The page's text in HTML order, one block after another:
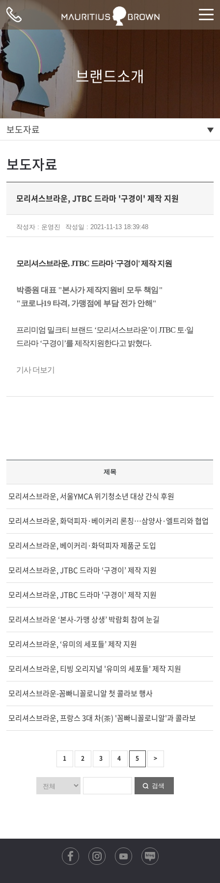
주메뉴 바로가기
컨텐츠 바로가기
브랜드소개
보도자료
보도자료
모리셔스브라운, JTBC 드라마 '구경이' 제작 지원
작성자 : 운영진 작성일 : 2021-11-13 18:39:48
모리셔스브라운, JTBC 드라마 '구경이' 제작 지원
박종원 대표 "본사가 제작지원비 모두 책임"
"코로나19 타격, 가맹점에 부담 전가 안해"
프리미엄 밀크티 브랜드 ‘모리셔스브라운’이 JTBC 토·일
드라마 ‘구경이’를 제작지원한다고 밝혔다.
기사 더보기
제목
모리셔스브라운, 서울YMCA 위기청소년 대상 간식 후원
모리셔스브라운, 화덕피자·베이커리 론칭…삼양사·엘트리와 협업
모리셔스브라운, 베이커리·화덕피자 제품군 도입
모리셔스브라운, JTBC 드라마 ‘구경이’ 제작 지원
모리셔스브라운, JTBC 드라마 '구경이' 제작 지원
모리셔스브라운 ‘본사-가맹 상생’ 박람회 참여 눈길
모리셔스브라운, ‘유미의 세포들’ 제작 지원
모리셔스브라운, 티빙 오리지널 '유미의 세포들' 제작 지원
모리셔스브라운-꼼빠니꼴로니알 첫 콜라보 행사
모리셔스브라운, 프랑스 3대 차(茶) '꼼빠니꼴로니알'과 콜라보
1 2 3 4 5 >
검색